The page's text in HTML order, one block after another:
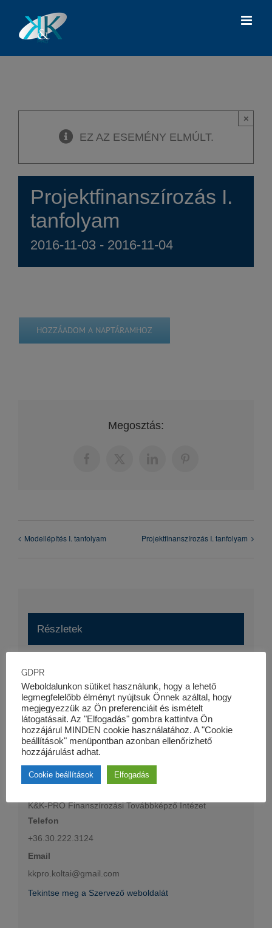
EZ AZ ESEMÉNY ELMÚLT.
×
Projektfinanszírozás I.
tanfolyam
2016-11-03 - 2016-11-04
HOZZÁADOM A NAPTÁRAMHOZ
Megosztás:
Modellépítés I. tanfolyam Projektfinanszírozás I. tanfolyam
Részletek
Vége:
2016-11-04
Szervező
K&K-PRO Finanszírozási Továbbképző Intézet
Telefon
+36.30.222.3124
Email
kkpro.koltai@gmail.com
Tekintse meg a Szervező weboldalát
GDPR
Weboldalunkon sütiket használunk, hogy a lehető
legmegfelelőbb élményt nyújtsuk Önnek azáltal, hogy
megjegyezzük az Ön preferenciáit és ismételt
látogatásait. Az "Elfogadás" gombra kattintva Ön
hozzájárul MINDEN cookie használatához. A "Cookie
beállítások" menüpontban azonban ellenőrizhető
hozzájárulást adhat.
Cookie beállítások Elfogadás